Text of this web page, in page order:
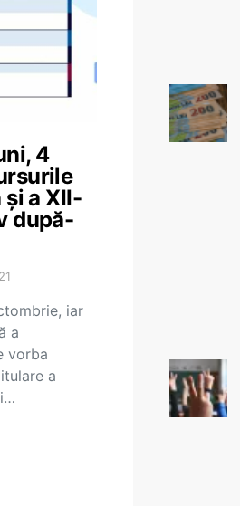
4
a XII-
după-
iar
a
vorba
a